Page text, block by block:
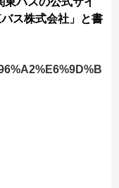
ス株式会社」と書